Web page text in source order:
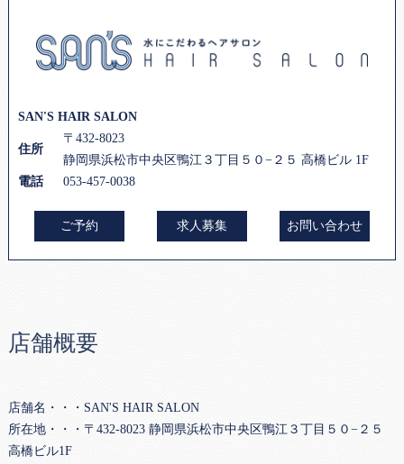
SAN'S HAIR SALON
住所
〒432-8023
静岡県浜松市中央区鴨江３丁目５０−２５ 高橋ビル 1F
電話
053-457-0038
ご予約 求人募集 お問い合わせ
店舗概要
店舗名・・・SAN'S HAIR SALON
所在地・・・〒432-8023 静岡県浜松市中央区鴨江３丁目５０−２５
高橋ビル1F